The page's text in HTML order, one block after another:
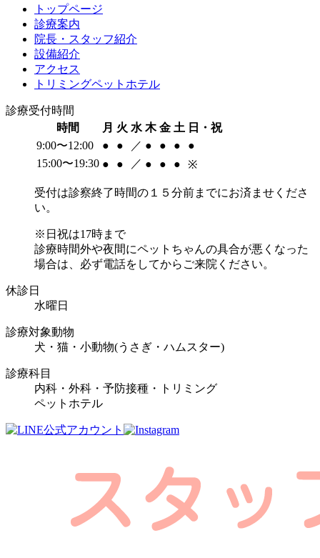
トップページ
診療案内
院長・スタッフ紹介
設備紹介
アクセス
トリミングペットホテル
診療受付時間
時間
月 火 水 木 金 土 日・祝
9:00〜12:00
● ● ／ ● ● ●
●
15:00〜19:30 ● ● ／ ● ● ● ※
受付は診察終了時間の１５分前までにお済ませくださ
い。
※日祝は17時まで
診療時間外や夜間にペットちゃんの具合が悪くなった
場合は、必ず電話をしてからご来院ください。
休診日
水曜日
診療対象動物
犬・猫・小動物(うさぎ・ハムスター)
診療科目
内科・外科・予防接種・トリミング
ペットホテル